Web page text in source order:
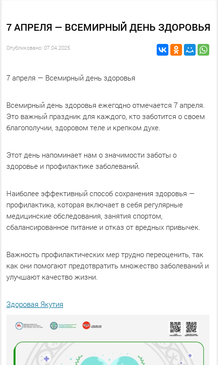
7 АПРЕЛЯ — ВСЕМИРНЫЙ ДЕНЬ ЗДОРОВЬЯ
Опубликовано: 07.04.2025
7 апреля — Всемирный день здоровья
Всемирный день здоровья ежегодно отмечается 7 апреля.
Это важный праздник для каждого, кто заботится о своем
благополучии, здоровом теле и крепком духе.
Этот день напоминает нам о значимости заботы о
здоровье и профилактике заболеваний.
Наиболее эффективный способ сохранения здоровья —
профилактика, которая включает в себя регулярные
медицинские обследования, занятия спортом,
сбалансированное питание и отказ от вредных привычек.
Важность профилактических мер трудно переоценить, так
как они помогают предотвратить множество заболеваний и
улучшают качество жизни.
Здоровая Якутия